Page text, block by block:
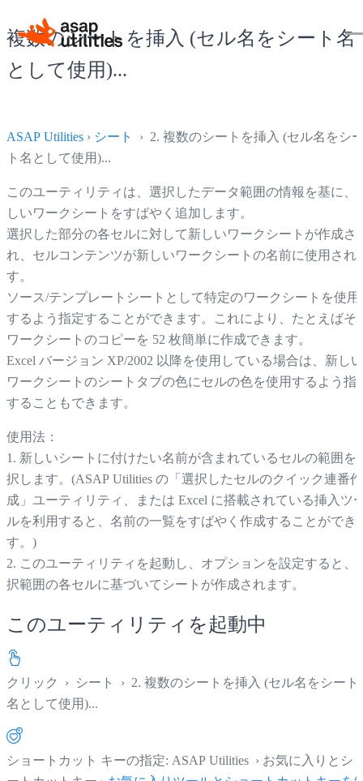
複数のシートを挿入 (セル名をシート名
として使用)...
ASAP Utilities › シート
› 2. 複数のシートを挿入 (セル名をシ
ト名として使用)...
このユーティリティは、選択したデータ範囲の情報を基に、
しいワークシートをすばやく追加します。
選択した部分の各セルに対して新しいワークシートが作成さ
れ、セルコンテンツが新しいワークシートの名前に使用され
す。
ソース/テンプレートシートとして特定のワークシートを使用
するよう指定することができます。これにより、たとえばそ
ワークシートのコピーを 52 枚簡単に作成できます。
Excel バージョン XP/2002 以降を使用している場合は、新しい
ワークシートのシートタブの色にセルの色を使用するよう指
することもできます。
使用法：
1. 新しいシートに付けたい名前が含まれているセルの範囲を
択します。(ASAP Utilities の「選択したセルのクイック連番作
成」ユーティリティ、または Excel に搭載されている挿入ツ
ルを利用すると、名前の一覧をすばやく作成することができ
す。)
2. このユーティリティを起動し、オプションを設定すると、
択範囲の各セルに基づいてシートが作成されます。
このユーティリティを起動中
クリック › シート › 2. 複数のシートを挿入 (セル名をシート
名として使用)...
ショートカット キーの指定: ASAP Utilities › お気に入りとシ